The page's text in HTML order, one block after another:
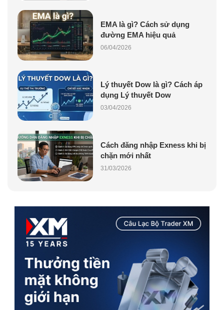
EMA là gì? Cách sử dụng
đường EMA hiệu quả
06/04/2026
Lý thuyết Dow là gì? Cách áp
dụng Lý thuyết Dow
03/04/2026
Cách đăng nhập Exness khi bị
chặn mới nhất
31/03/2026